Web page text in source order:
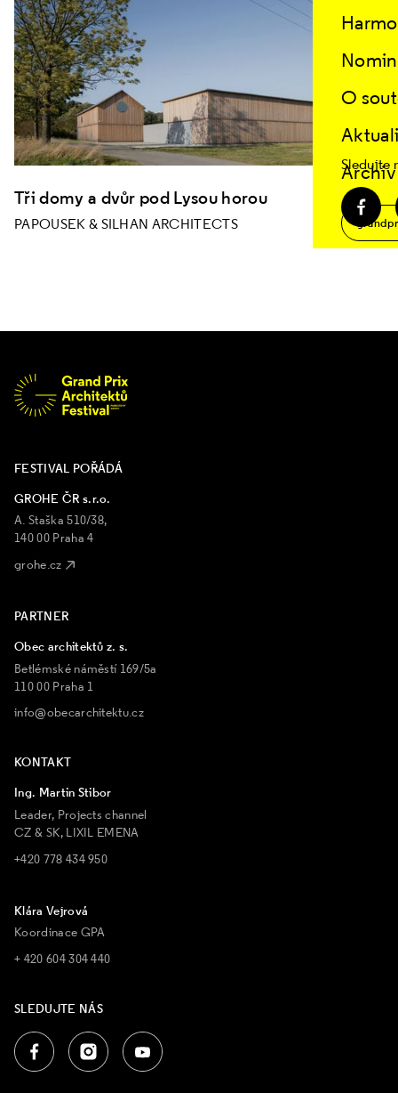
Tři domy a dvůr pod Lysou horou
PAPOUSEK & SILHAN ARCHITECTS
O
Archiv
Sledujte
FESTIVAL POŘÁDÁ
GROHE ČR s.r.o.
A. Staška 510/38,
140 00 Praha 4
grohe.cz
PARTNER
Obec architektů z. s.
Betlémské náměstí 169/5a
110 00 Praha 1
info@obecarchitektu.cz
KONTAKT
Ing. Martin Stibor
Leader, Projects channel
CZ & SK, LIXIL EMENA
+420 778 434 950
Klára Vejrová
Koordinace GPA
+ 420 604 304 440
SLEDUJTE NÁS